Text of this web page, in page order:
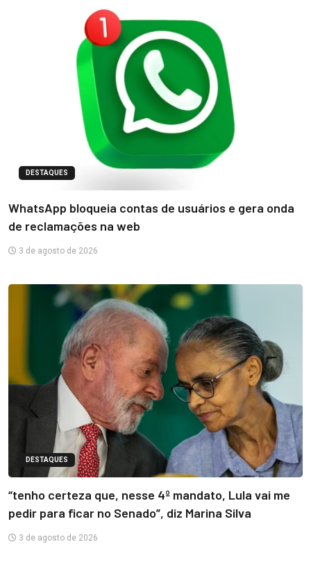
DESTAQUES
WhatsApp bloqueia contas de usuários e gera onda
de reclamações na web
3 de agosto de 2026
DESTAQUES
“tenho certeza que, nesse 4º mandato, Lula vai me
pedir para ficar no Senado”, diz Marina Silva
3 de agosto de 2026